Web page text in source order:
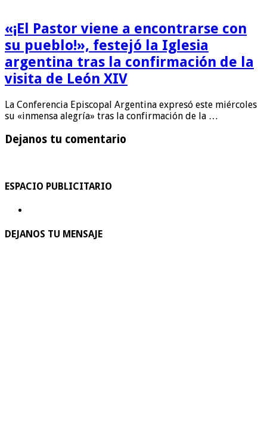
«¡El Pastor viene a encontrarse con
su pueblo!», festejó la Iglesia
argentina tras la confirmación de la
visita de León XIV
La Conferencia Episcopal Argentina expresó este miércoles
su «inmensa alegría» tras la confirmación de la …
Dejanos tu comentario
ESPACIO PUBLICITARIO
DEJANOS TU MENSAJE